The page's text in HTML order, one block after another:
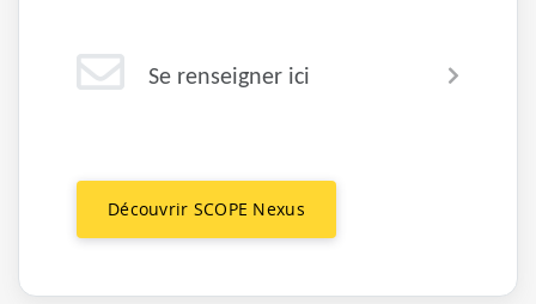
Se renseigner ici
Découvrir SCOPE Nexus